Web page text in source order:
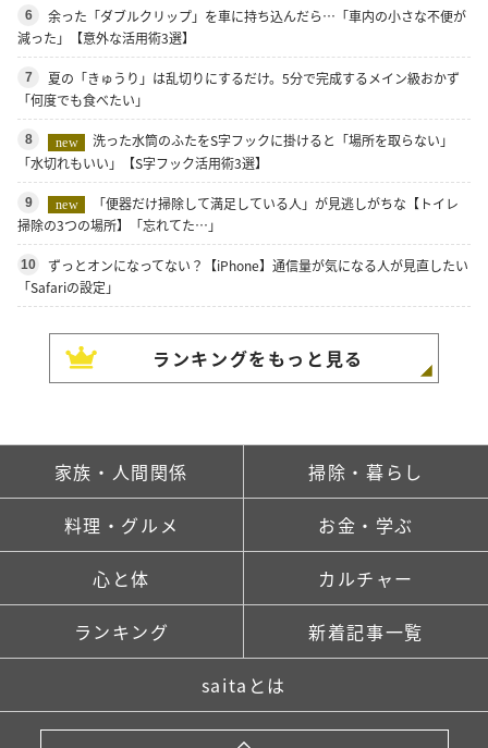
6
余った「ダブルクリップ」を車に持ち込んだら…「車内の小さな不便が
減った」【意外な活用術3選】
7
夏の「きゅうり」は乱切りにするだけ。5分で完成するメイン級おかず
「何度でも食べたい」
8 new
洗った水筒のふたをS字フックに掛けると「場所を取らない」
「水切れもいい」【S字フック活用術3選】
9 new
「便器だけ掃除して満足している人」が見逃しがちな【トイレ
掃除の3つの場所】「忘れてた…」
10
ずっとオンになってない？【iPhone】通信量が気になる人が見直したい
「Safariの設定」
ランキングをもっと見る
家族・人間関係 掃除・暮らし
料理・グルメ お金・学ぶ
心と体 カルチャー
ランキング 新着記事一覧
saitaとは